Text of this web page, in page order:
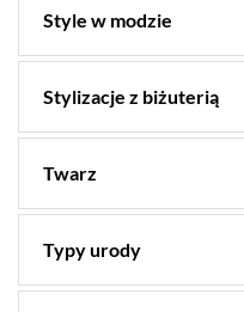
Style w modzie
Stylizacje z biżuterią
Twarz
Typy urody